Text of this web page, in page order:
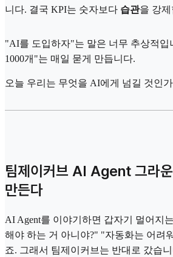
니다. 결국 KPI는 숫자보다 습관을 강
"AI를 도입하자"는 말은 너무 추상적입
1000개"는 매일 묻게 만듭니다.
오늘 우리는 무엇을 AI에게 넘길 것인
팀제이커브 AI Agent 그라
만든다
AI Agent를 이야기하면 갑자기 멀어지
해야 하는 거 아니야?" "자동화는 어려
죠. 그래서 팀제이커브는 반대로 갔습